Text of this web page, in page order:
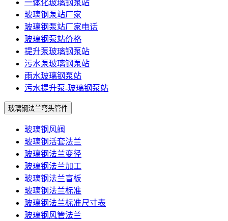
一体化玻璃钢泵站
玻璃钢泵站厂家
玻璃钢泵站厂家电话
玻璃钢泵站价格
提升泵玻璃钢泵站
污水泵玻璃钢泵站
雨水玻璃钢泵站
污水提升泵-玻璃钢泵站
玻璃钢法兰弯头管件
玻璃钢风阀
玻璃钢活套法兰
玻璃钢法兰变径
玻璃钢法兰加工
玻璃钢法兰盲板
玻璃钢法兰标准
玻璃钢法兰标准尺寸表
玻璃钢风管法兰